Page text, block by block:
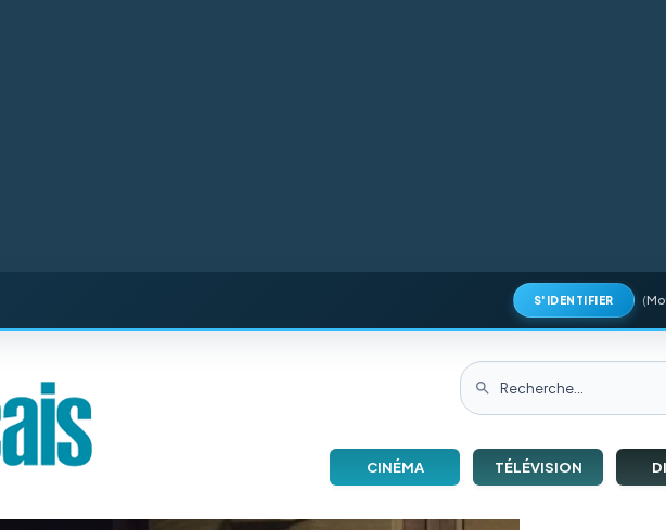
S'IDENTIFIER (
CINÉMA TÉLÉVISION